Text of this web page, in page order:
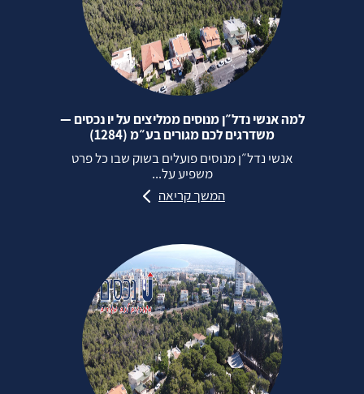
למה אנשי נדל״ן מנוסים ממליצים על יו נכסים —
משדרגים לכם מגורים בע״מ (1284)
אנשי נדל״ן מנוסים פועלים בשוק שבו כל פרט
משפיע על...
המשך קריאה